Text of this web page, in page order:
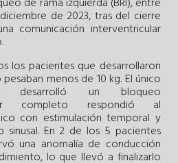
de 2023, tras del cierre
comunicación interventricular
los pacientes que desarrollaron
menos de 10 kg. El único
desarrolló un bloqueo
completo respondió al
con estimulación temporal y
En 2 de los 5 pacientes
una anomalía de conducción
lo que llevó a finalizarlo